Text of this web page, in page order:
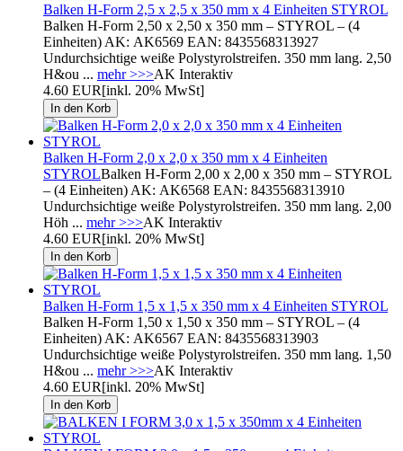
Balken H-Form 2,5 x 2,5 x 350 mm x 4 Einheiten STYROL
Balken H-Form 2,50 x 2,50 x 350 mm – STYROL – (4
Einheiten) AK: AK6569 EAN: 8435568313927
Undurchsichtige weiße Polystyrolstreifen. 350 mm lang. 2,50
H&ou ... mehr >>>AK Interaktiv
4.60 EUR[inkl. 20% MwSt]
Balken H-Form 2,0 x 2,0 x 350 mm x 4 Einheiten
STYROLBalken H-Form 2,00 x 2,00 x 350 mm – STYROL
– (4 Einheiten) AK: AK6568 EAN: 8435568313910
Undurchsichtige weiße Polystyrolstreifen. 350 mm lang. 2,00
Höh ... mehr >>>AK Interaktiv
4.60 EUR[inkl. 20% MwSt]
Balken H-Form 1,5 x 1,5 x 350 mm x 4 Einheiten STYROL
Balken H-Form 1,50 x 1,50 x 350 mm – STYROL – (4
Einheiten) AK: AK6567 EAN: 8435568313903
Undurchsichtige weiße Polystyrolstreifen. 350 mm lang. 1,50
H&ou ... mehr >>>AK Interaktiv
4.60 EUR[inkl. 20% MwSt]